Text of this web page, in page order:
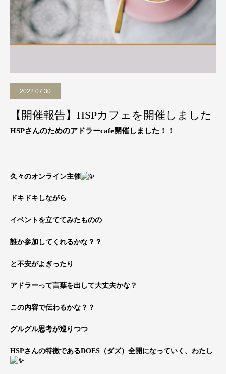
2022.07.30
【開催報告】HSPカフェを開催しました
HSPさんのためのアドラーcafe開催しました！！
久々のオンライン主催
ドキドキしながら
イベントを立ててみたものの
誰か参加してくれるかな？？
と不安がよぎったり
アドラーって言葉を出して大丈夫かな？
この内容で伝わるかな？？
グルグル思考が巡りつつ
HSPさんの特徴であるDOES（ダズ）全開になっていく、わたし